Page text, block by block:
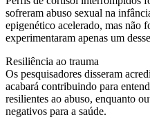
sofreram abuso sexual na
epigenético acelerado, mas não
experimentaram apenas um
Resiliência ao trauma
Os pesquisadores disseram
acabará contribuindo para
resilientes ao abuso, enquanto
negativos para a saúde.